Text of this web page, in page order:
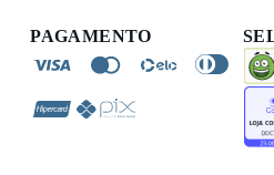
PAGAMENTO